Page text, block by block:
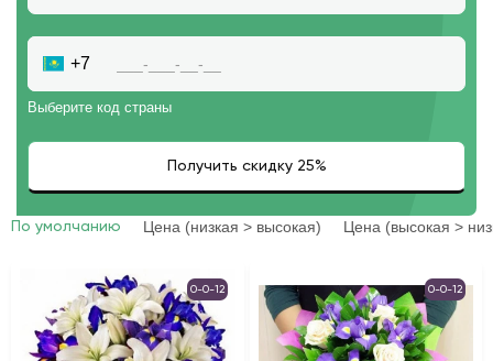
+7
Выберите код страны
По умолчанию Цена (низкая > высокая) Цена (высокая >
0-0-12 0-0-12